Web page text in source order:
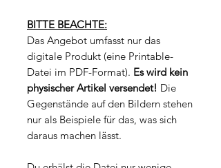
BITTE BEACHTE:
Das Angebot umfasst nur das
digitale Produkt (eine Printable-
Datei im PDF-Format). Es wird kein
physischer Artikel versendet! Die
Gegenstände auf den Bildern stehen
nur als Beispiele für das, was sich
daraus machen lässt.